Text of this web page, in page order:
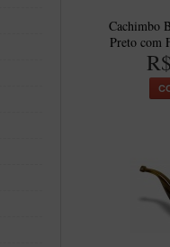
Cachimbo
Preto com